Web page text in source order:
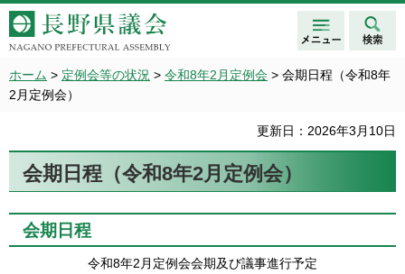
長野県議会 NAGANO
PREFECTURAL ASSEMBLY
メニュ
ー
検索
ホーム > 定例会等の状況 > 令和8年2月定例会 > 会期日程（令和8年
2月定例会）
更新日：2026年3月10日
会期日程（令和8年2月定例会）
会期日程
令和8年2月定例会会期及び議事進行予定